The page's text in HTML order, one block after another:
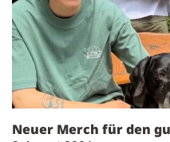
Neuer Merch für den